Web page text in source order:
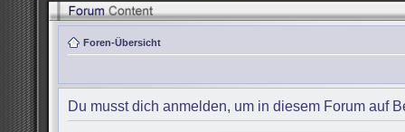
Foren-Übersicht
Du musst dich anmelden, um in diesem Forum auf